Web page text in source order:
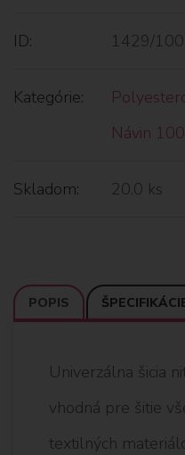
ID: 1429/100
Kategórie:
Návin
Skladom: 20.0 ks
POPIS
Univerzálna šicia
vhodná pre šitie
textilných